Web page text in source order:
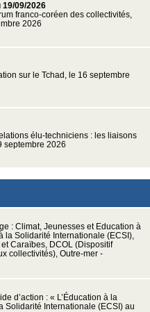
19/09/2026
franco-coréen des collectivités,
2026
sur le Tchad, le 16 septembre
élu-techniciens : les liaisons
septembre 2026
: Climat, Jeunesses et Education à
la Solidarité Internationale (ECSI),
Caraïbes, DCOL (Dispositif
collectivités), Outre-mer -
d’action : « L’Éducation à la
Solidarité Internationale (ECSI) au